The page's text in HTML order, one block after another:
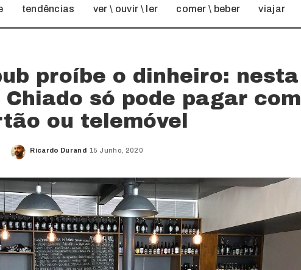
tendências ver \ ouvir \ ler comer \ beber viajar
proíbe o dinheiro: nesta
só pode pagar com
ou telemóvel
Posted
Ricardo Durand 15 Junho, 2020